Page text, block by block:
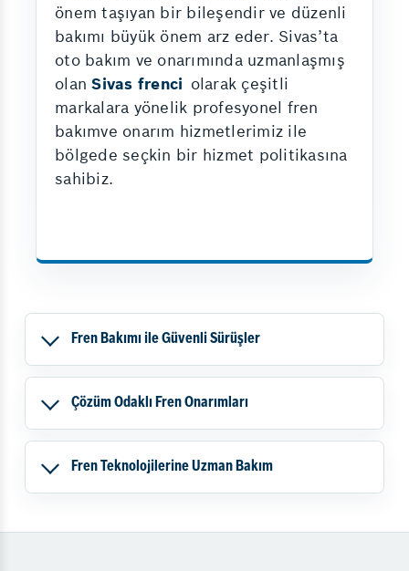
önem taşıyan bir bileşendir ve düzenli
bakımı büyük önem arz eder. Sivas’ta
oto bakım ve onarımında uzmanlaşmış
olanSivas frenci olarak çeşitli
markalara yönelik profesyonel fren
bakımve onarım hizmetlerimiz ile
bölgede seçkin bir hizmet politikasına
sahibiz.
Fren Bakımı ile Güvenli Sürüşler
Çözüm Odaklı Fren Onarımları
Fren Teknolojilerine Uzman Bakım